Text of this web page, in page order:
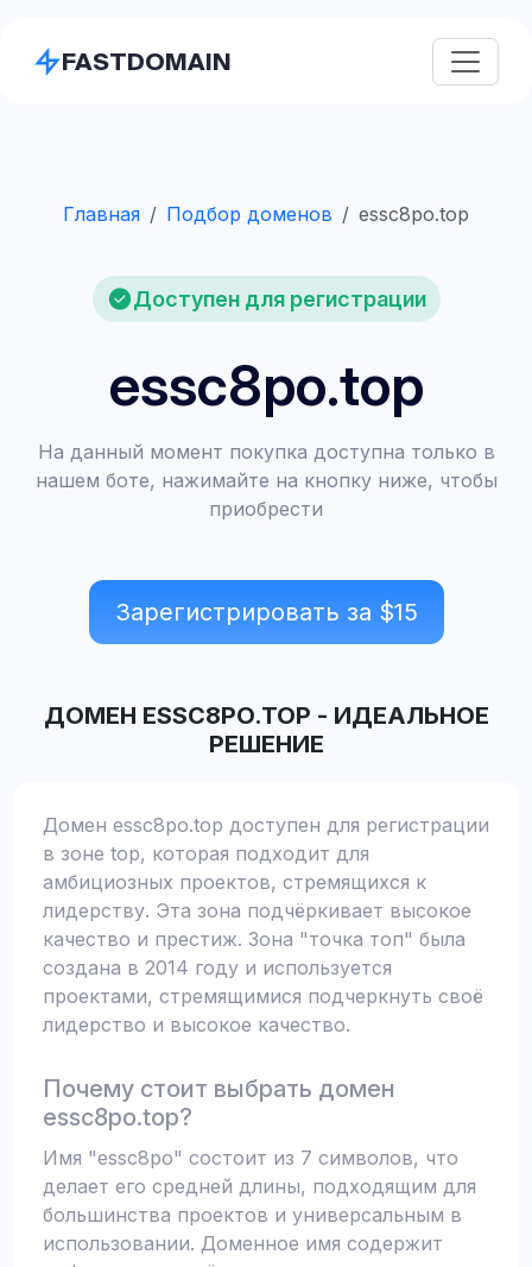
FASTDOMAIN
Главная Подбор доменов essc8po.top
Доступен для регистрации
essc8po.top
На данный момент покупка доступна только в
нашем боте, нажимайте на кнопку ниже, чтобы
приобрести
Зарегистрировать за $15
ДОМЕН ESSC8PO.TOP - ИДЕАЛЬНОЕ
РЕШЕНИЕ
Домен essc8po.top доступен для регистрации
в зоне top, которая подходит для
амбициозных проектов, стремящихся к
лидерству. Эта зона подчёркивает высокое
качество и престиж. Зона "точка топ" была
создана в 2014 году и используется
проектами, стремящимися подчеркнуть своё
лидерство и высокое качество.
Почему стоит выбрать домен
essc8po.top?
Имя "essc8po" состоит из 7 символов, что
делает его средней длины, подходящим для
большинства проектов и универсальным в
использовании. Доменное имя содержит